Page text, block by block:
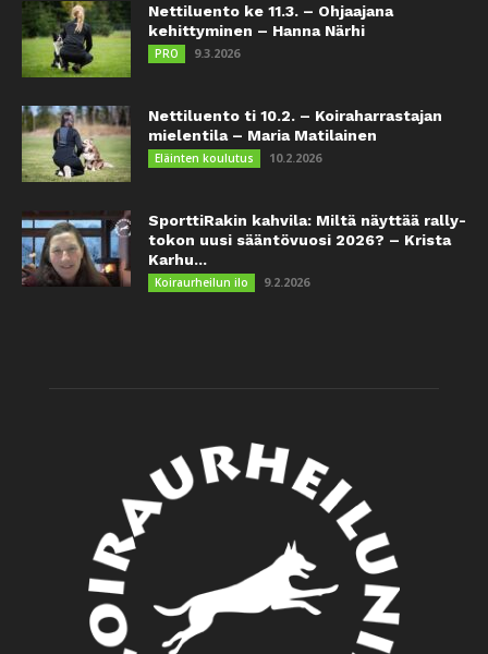
Nettiluento ke 11.3. – Ohjaajana
kehittyminen – Hanna Närhi
PRO 9.3.2026
Nettiluento ti 10.2. – Koiraharrastajan
mielentila – Maria Matilainen
Eläinten koulutus 10.2.2026
SporttiRakin kahvila: Miltä näyttää rally-
tokon uusi sääntövuosi 2026? – Krista
Karhu...
Koiraurheilun ilo 9.2.2026